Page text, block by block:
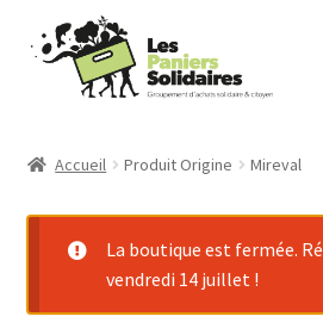
Aller
Aller
contenu
Mode d’emploi
Qui sommes-nous ?
Accueil Produit Origine Mireval
La boutique est fermée.
vendredi 14 juillet !